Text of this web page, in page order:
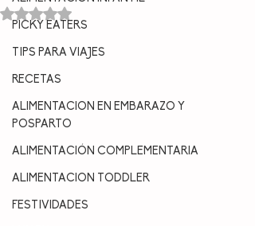
PICKY EATERS
TIPS PARA VIAJES
RECETAS
ALIMENTACION EN EMBARAZO Y
POSPARTO
ALIMENTACIÓN COMPLEMENTARIA
ALIMENTACION TODDLER
FESTIVIDADES
Obtuvo NaN de 5 estrellas.